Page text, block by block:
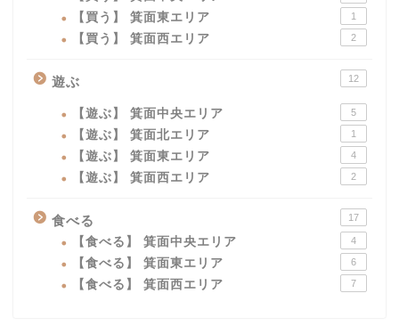
【買う】 箕面東エリア
1
【買う】 箕面西エリア 2
遊ぶ 12
【遊ぶ】 箕面中央エリア 5
【遊ぶ】 箕面北エリア 1
【遊ぶ】 箕面東エリア 4
【遊ぶ】 箕面西エリア 2
食べる 17
【食べる】 箕面中央エリア 4
【食べる】 箕面東エリア 6
【食べる】 箕面西エリア 7